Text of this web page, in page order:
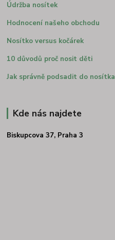
Údržba nosítek
Hodnocení našeho obchodu
Nosítko versus kočárek
10 důvodů proč nosit děti
Jak správně podsadit do nosítka
Kde nás najdete
Biskupcova 37, Praha 3